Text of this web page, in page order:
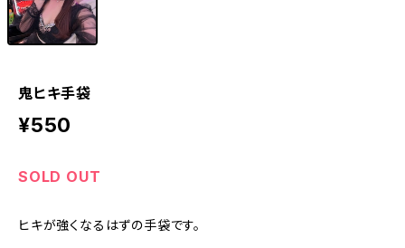
鬼ヒキ手袋
¥550
SOLD OUT
ヒキが強くなるはずの手袋です。